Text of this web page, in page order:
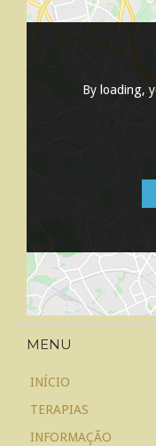
By loading,
MENU
INÍCIO
TERAPIAS
INFORMAÇÃO